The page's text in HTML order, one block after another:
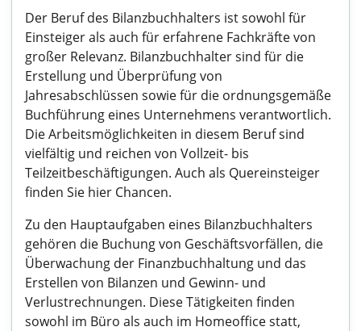
Der Beruf des Bilanzbuchhalters ist sowohl für
Einsteiger als auch für erfahrene Fachkräfte von
großer Relevanz. Bilanzbuchhalter sind für die
Erstellung und Überprüfung von
Jahresabschlüssen sowie für die ordnungsgemäße
Buchführung eines Unternehmens verantwortlich.
Die Arbeitsmöglichkeiten in diesem Beruf sind
vielfältig und reichen von Vollzeit- bis
Teilzeitbeschäftigungen. Auch als Quereinsteiger
finden Sie hier Chancen.
Zu den Hauptaufgaben eines Bilanzbuchhalters
gehören die Buchung von Geschäftsvorfällen, die
Überwachung der Finanzbuchhaltung und das
Erstellen von Bilanzen und Gewinn- und
Verlustrechnungen. Diese Tätigkeiten finden
sowohl im Büro als auch im Homeoffice statt,